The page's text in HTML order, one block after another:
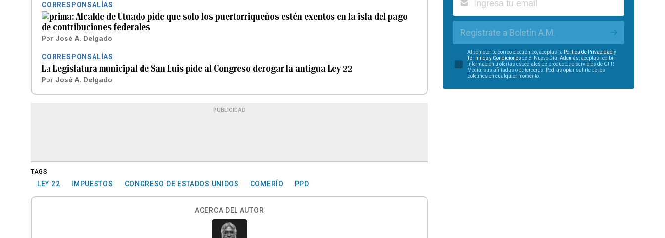
CORRESPONSALÍAS
Alcalde de Utuado pide que solo los puertorriqueños estén exentos en la isla del pago
de contribuciones federales
Por José A. Delgado
CORRESPONSALÍAS
La Legislatura municipal de San Luis pide al Congreso derogar la antigua Ley 22
Por José A. Delgado
PUBLICIDAD
TAGS
LEY 22 IMPUESTOS CONGRESO DE ESTADOS UNIDOS COMERÍO PPD
ACERCA DEL AUTOR
Regístrate a Boletín A.M.
Al someter tu correo electrónico, aceptas la Política de Privacidad y
Términos y Condiciones de El Nuevo Día. Además, aceptas recibir
información u ofertas especiales de productos o servicios de GFR
Media, sus afiliadas o de terceros. Podrás optar salirte de los
boletines en cualquier momento.